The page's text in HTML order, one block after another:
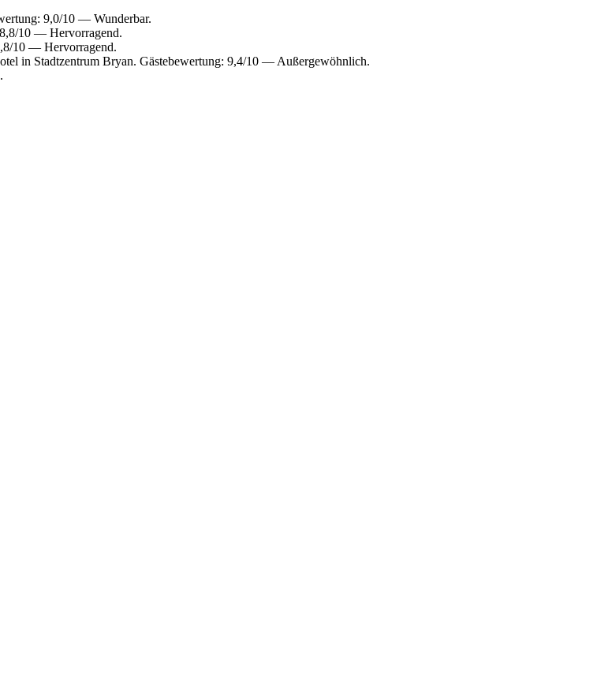
9,0/10 — Wunderbar.
10 — Hervorragend.
10 — Hervorragend.
in Stadtzentrum Bryan. Gästebewertung: 9,4/10 — Außergewöhnlich.